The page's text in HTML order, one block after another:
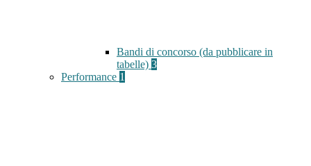
Bandi di concorso (da pubblicare in
tabelle) 3
Performance 1